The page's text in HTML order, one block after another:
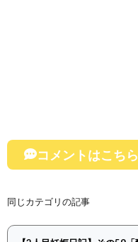
コメントはこちら
同じカテゴリの記事